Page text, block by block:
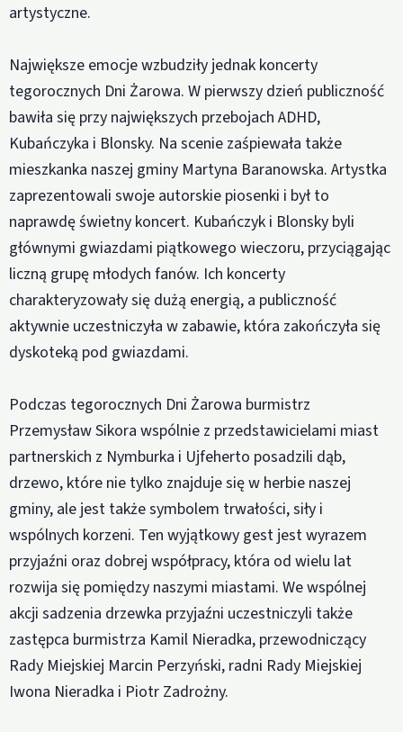
artystyczne.
Największe emocje wzbudziły jednak koncerty
tegorocznych Dni Żarowa. W pierwszy dzień publiczność
bawiła się przy największych przebojach ADHD,
Kubańczyka i Blonsky. Na scenie zaśpiewała także
mieszkanka naszej gminy Martyna Baranowska. Artystka
zaprezentowali swoje autorskie piosenki i był to
naprawdę świetny koncert. Kubańczyk i Blonsky byli
głównymi gwiazdami piątkowego wieczoru, przyciągając
liczną grupę młodych fanów. Ich koncerty
charakteryzowały się dużą energią, a publiczność
aktywnie uczestniczyła w zabawie, która zakończyła się
dyskoteką pod gwiazdami.
Podczas tegorocznych Dni Żarowa burmistrz
Przemysław Sikora wspólnie z przedstawicielami miast
partnerskich z Nymburka i Ujfeherto posadzili dąb,
drzewo, które nie tylko znajduje się w herbie naszej
gminy, ale jest także symbolem trwałości, siły i
wspólnych korzeni. Ten wyjątkowy gest jest wyrazem
przyjaźni oraz dobrej współpracy, która od wielu lat
rozwija się pomiędzy naszymi miastami. We wspólnej
akcji sadzenia drzewka przyjaźni uczestniczyli także
zastępca burmistrza Kamil Nieradka, przewodniczący
Rady Miejskiej Marcin Perzyński, radni Rady Miejskiej
Iwona Nieradka i Piotr Zadrożny.